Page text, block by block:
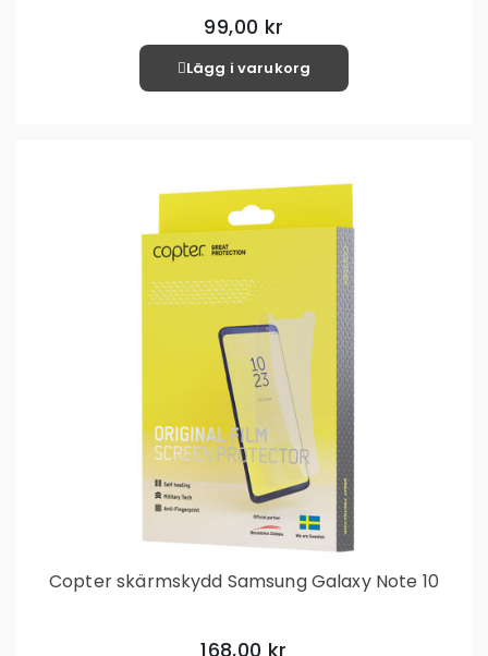
99,00 kr
Lägg i varukorg
Copter skärmskydd Samsung Galaxy Note 10